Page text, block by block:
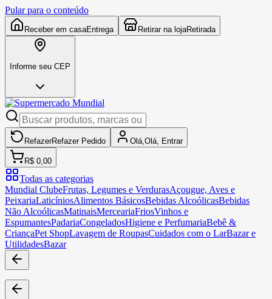
Pular para o conteúdo
Receber em casaEntrega Retirar na lojaRetirada
Informe seu CEP
RefazerRefazer Pedido Olá, Olá, Entrar
R$ 0,00
Todas as categorias
Mundial ClubeFrutas, Legumes e VerdurasAçougue, Aves e
PeixariaLaticíniosAlimentos BásicosBebidas AlcoólicasBebidas
Não AlcoólicasMatinaisMerceariaFriosVinhos e
EspumantesPadariaCongeladosHigiene e PerfumariaBebê &
CriançaPet ShopLavagem de RoupasCuidados com o LarBazar e
UtilidadesBazar